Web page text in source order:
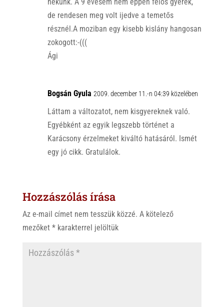
de rendesen meg volt ijedve a temetős
résznél.A moziban egy kisebb kislány hangosan
zokogott:-(((
Ági
Bogsán Gyula 2009. december 11.-n 04:39 közelében
Láttam a változatot, nem kisgyereknek való.
Egyébként az egyik legszebb történet a
Karácsony érzelmeket kiváltó hatásáról. Ismét
egy jó cikk. Gratulálok.
Hozzászólás írása
Az e-mail címet nem tesszük közzé. A kötelező
mezőket *karakterrel jelöltük